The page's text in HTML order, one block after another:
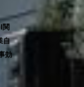
関
自
効